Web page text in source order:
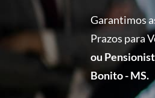
Garantimos
Prazos para
ou
Bonito - MS.